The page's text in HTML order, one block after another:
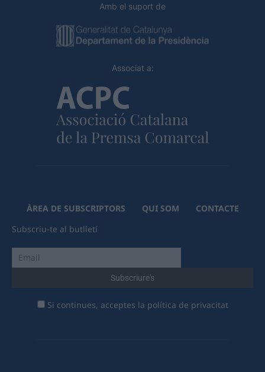
Amb el suport de
Associat a:
ÀREA DE SUBSCRIPTORS QUI SOM
CONTACTE
Subscriu-te al butlletí
Si continues, acceptes la política de privacitat